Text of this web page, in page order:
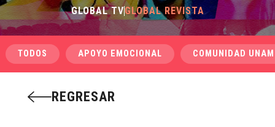
GLOBAL TVGLOBAL REVISTA
TODOS APOYO EMOCIONAL COMUNIDAD UNAM
REGRESAR